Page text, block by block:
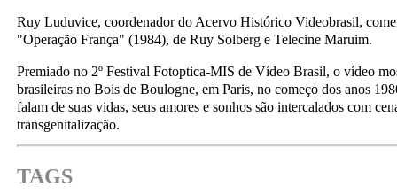
Ruy Luduvice, coordenador do Acervo Histórico Videobrasil,
"Operação França" (1984), de Ruy Solberg e Telecine Maruim.
Premiado no 2º Festival Fotoptica-MIS de Vídeo Brasil, o vídeo
brasileiras no Bois de Boulogne, em Paris, no começo dos anos
falam de suas vidas, seus amores e sonhos são intercalados com
transgenitalização.
TAGS